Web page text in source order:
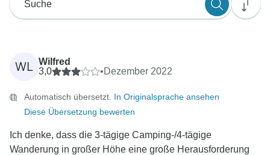
WL Wilfred
3,0
•Dezember 2022
Automatisch übersetzt. In Originalsprache ansehen
Diese Übersetzung bewerten
Ich denke, dass die 3-tägige Camping-/4-tägige
Wanderung in großer Höhe eine große Herausforderung